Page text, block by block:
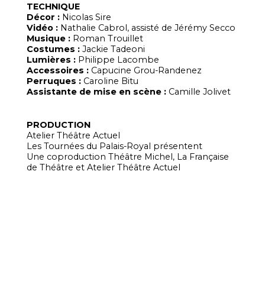
TECHNIQUE
Décor :Nicolas Sire
Vidéo :Nathalie Cabrol, assisté de Jérémy Secco
Musique : Roman Trouillet
Costumes :Jackie Tadeoni
Lumières : Philippe Lacombe
Accessoires :Capucine Grou-Randenez
Perruques : Caroline Bitu
Assistante de mise en scène : Camille Jolivet
PRODUCTION
Atelier Théâtre Actuel
Les Tournées du Palais-Royal présentent
Une coproduction Théâtre Michel, La Française
de Théâtre et Atelier Théâtre Actuel